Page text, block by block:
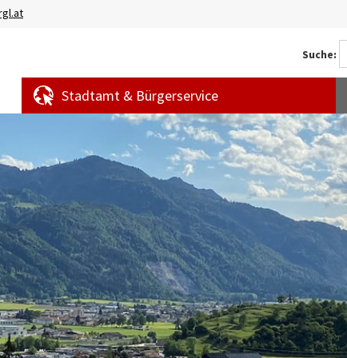
Suche:
Stadtamt & Bürgerservice
Amtstafel
Veranstaltungen
Bürgermeldungen